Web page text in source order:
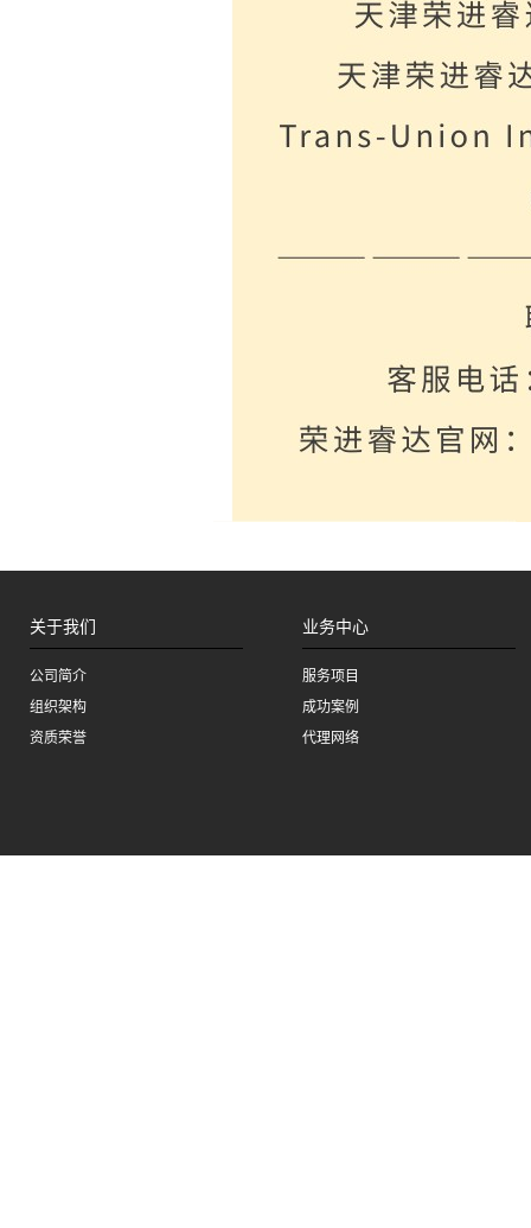
关于我们
公司简介
组织架构
资质荣誉
业务中心
服务项目
成功案例
代理网络